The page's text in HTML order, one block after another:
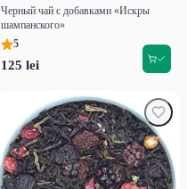
Черный чай с добавками «Искры
шампанского»
5
125 lei